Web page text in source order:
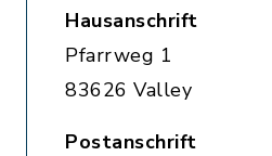
Hausanschrift
Pfarrweg 1
83626 Valley
Postanschrift